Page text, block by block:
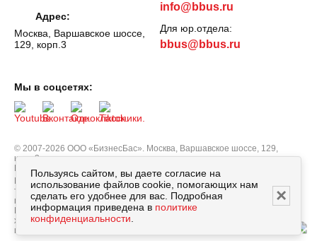
Адрес:
Москва, Варшавское шоссе,
129, корп.3
info@bbus.ru
Для юр.отдела:
bbus@bbus.ru
© 2007-2026 ООО «БизнесБас». Москва, Варшавское шоссе, 129,
корп.3.
Все права защищены.
Вся информация, опубликованная на сайте bbus.ru, в т.ч. цены
товаров, описания, характеристики и комплектации не являются
публичной офертой, определяемой положениями Статьи 437
Гражданского кодекса РФ, и носят исключительно справочный
характер. Договор оферты заключается только после подтверждения
исполнения заказа сотрудником нашей компании.
Мы в соцсетях:
Пользуясь сайтом, вы даете согласие на
использование файлов cookie, помогающих нам
сделать его удобнее для вас. Подробная
информация приведена в политике
конфиденциальности
×